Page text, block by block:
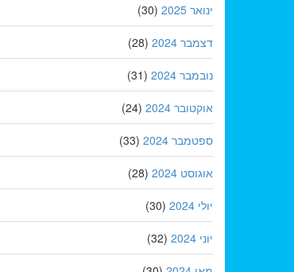
ינואר 2025 (30)
דצמבר 2024 (28)
נובמבר 2024 (31)
אוקטובר 2024 (24)
ספטמבר 2024 (33)
אוגוסט 2024 (28)
יולי 2024 (30)
יוני 2024 (32)